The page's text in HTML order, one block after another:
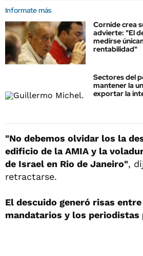
Informate más
Cornide crea
advierte: "El
medirse
rentabilidad"
Sectores del
mantener la
exportar la
"No debemos olvidar los la
edificio de la AMIA y la
de Israel en Rio de Janeiro",
retractarse.
El descuido generó risas
mandatarios y los periodistas